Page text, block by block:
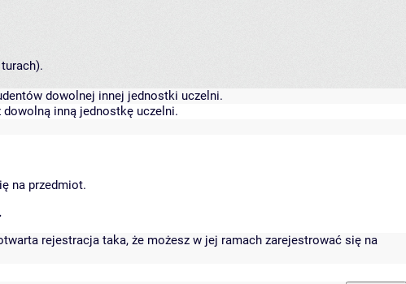
dowolnej innej jednostki uczelni.
inną jednostkę uczelni.
na przedmiot.
rejestracja taka, że możesz w jej ramach zarejestrować się na